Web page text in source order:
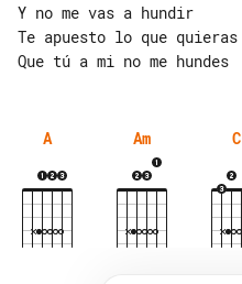
Y no me vas a hundir
Te apuesto lo que quieras
A Am C